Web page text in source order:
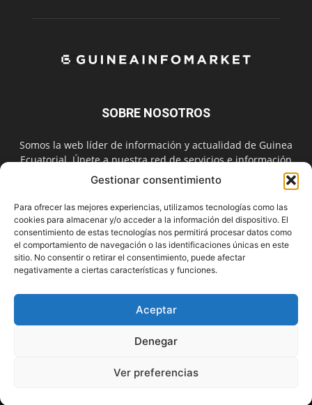
Gestionar consentimiento
Para ofrecer las mejores experiencias, utilizamos tecnologías como las
cookies para almacenar y/o acceder a la información del dispositivo. El
consentimiento de estas tecnologías nos permitirá procesar datos como
el comportamiento de navegación o las identificaciones únicas en este
sitio. No consentir o retirar el consentimiento, puede afectar
negativamente a ciertas características y funciones.
Aceptar
Denegar
Ver preferencias
SOBRE NOSOTROS
Somos la web líder de información y actualidad de Guinea
Ecuatorial. Únete a nuestra red de servicios e información
digital también en las redes sociales.
Contáctanos:info@guineainfomarket.com
SÍGUENOS
Asóciate